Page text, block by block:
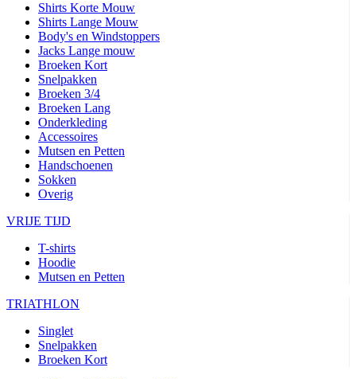
Shirts Korte Mouw
Shirts Lange Mouw
Body's en Windstoppers
Jacks Lange mouw
Broeken Kort
Snelpakken
Broeken 3/4
Broeken Lang
Onderkleding
Accessoires
Mutsen en Petten
Handschoenen
Sokken
Overig
VRIJE TIJD
T-shirts
Hoodie
Mutsen en Petten
TRIATHLON
Singlet
Snelpakken
Broeken Kort